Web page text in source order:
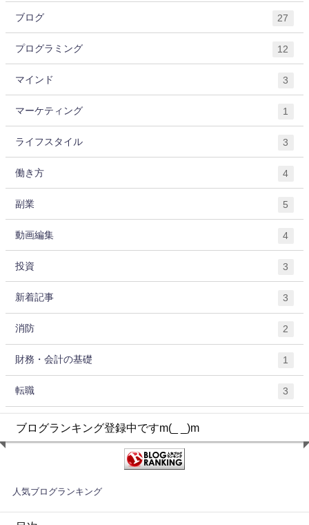
ブログ 27
プログラミング 12
マインド 3
マーケティング 1
ライフスタイル 3
働き方 4
副業 5
動画編集 4
投資 3
新着記事 3
消防 2
財務・会計の基礎 1
転職 3
ブログランキング登録中ですm(_ _)m
人気ブログランキング